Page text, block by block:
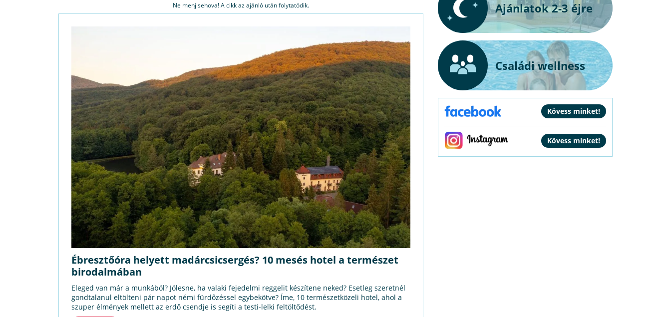
Ne menj sehova! A cikk az ajánló után folytatódik.
Ébresztőóra helyett madárcsicsergés? 10 mesés hotel a természet
birodalmában
Eleged van már a munkából? Jólesne, ha valaki fejedelmi reggelit készítene neked? Esetleg szeretnél
gondtalanul eltölteni pár napot némi fürdőzéssel egybekötve? Íme, 10 természetközeli hotel, ahol a
szuper élmények mellett az erdő csendje is segíti a testi-lelki feltöltődést.
Ajánlatok 2-3 éjre
Családi wellness